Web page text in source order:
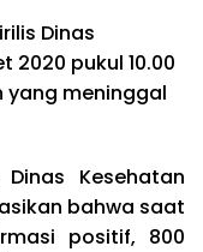
Dinas
2020 pukul 10.00
yang meninggal
Kesehatan
bahwa saat
positif, 800